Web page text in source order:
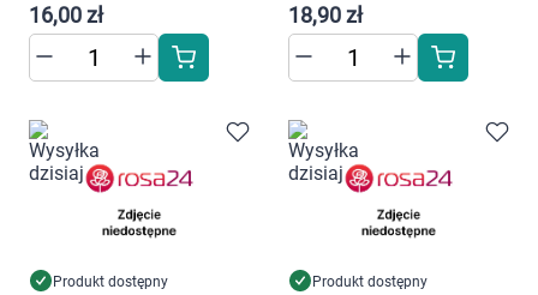
16,00 zł 18,90 zł
Produkt dostępny Produkt dostępny